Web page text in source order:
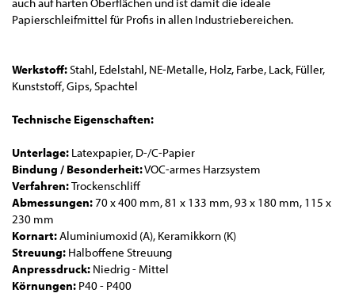
Papierschleifmittel für Profis in allen Industriebereichen.
Werkstoff:Stahl, Edelstahl, NE-Metalle, Holz, Farbe, Lack, Füller,
Kunststoff, Gips, Spachtel
Technische Eigenschaften:
Unterlage: Latexpapier, D-/C-Papier
Bindung / Besonderheit:VOC-armes Harzsystem
Verfahren:Trockenschliff
Abmessungen:70 x 400 mm, 81 x 133 mm, 93 x 180 mm, 115 x
230 mm
Kornart:Aluminiumoxid (A), Keramikkorn (K)
Streuung: Halboffene Streuung
Anpressdruck: Niedrig - Mittel
Körnungen: P40 - P400